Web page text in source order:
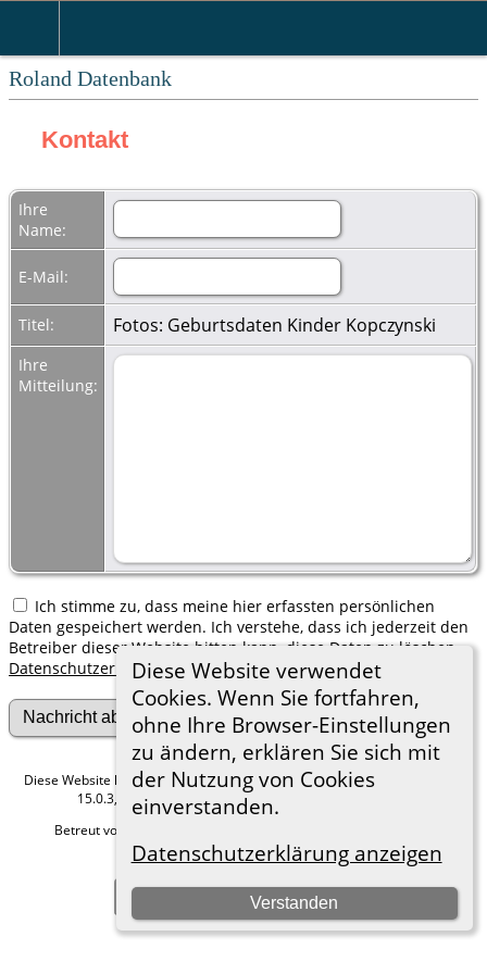
Roland Datenbank
Diese Website verwendet
Cookies. Wenn Sie fortfahren,
ohne Ihre Browser-Einstellungen
zu ändern, erklären Sie sich mit
der Nutzung von Cookies
einverstanden.
Datenschutzerklärung anzeigen
Verstanden
Kontakt
Ihre
Name:
E-Mail:
Titel: Fotos: Geburtsdaten Kinder Kopczynski
Ihre
Mitteilung:
Ich stimme zu, dass meine hier erfassten persönlichen
Daten gespeichert werden. Ich verstehe, dass ich jederzeit den
Betreiber dieser Website bitten kann, diese Daten zu löschen.
Datenschutzerklärung
Diese Website läuft mit The Next Generation of Genealogy Sitebuilding
15.0.3, programmiert von Darrin Lythgoe © 2001-2026.
Betreut von
Hier geht es zum Impressum
Zur Desktop-Webseite wechseln